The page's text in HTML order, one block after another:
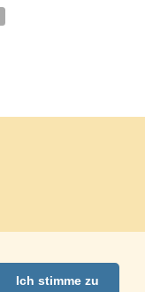
Ich stimme zu